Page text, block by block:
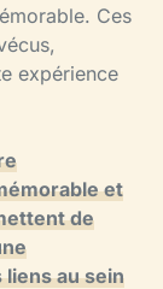
Ces
expérience
et
de
au sein